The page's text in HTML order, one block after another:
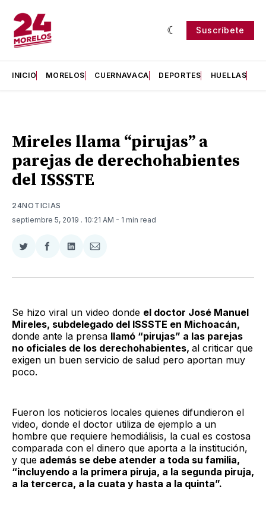
Suscríbete
INICIO MORELOS CUERNAVACA DEPORTES HUELLAS
Mireles llama “pirujas” a
parejas de derechohabientes
del ISSSTE
24NOTICIAS
septiembre 5, 2019 . 10:21 AM - 1 min read
Compartir
Twitter
Compartir
Facebook
Compartir
LinkedIn
Compartir
Email
Se hizo viral un video donde el doctor José Manuel
Mireles, subdelegado del ISSSTE en Michoacán,
donde ante la prensa llamó “pirujas” a las parejas
no oficiales de los derechohabientes, al criticar que
exigen un buen servicio de salud pero aportan muy
poco.
Fueron los noticieros locales quienes difundieron el
video, donde el doctor utiliza de ejemplo a un
hombre que requiere hemodiálisis, la cual es costosa
comparada con el dinero que aporta a la institución,
y que además se debe atender a toda su familia,
“incluyendo a la primera piruja, a la segunda piruja,
a la tercerca, a la cuata y hasta a la quinta”.